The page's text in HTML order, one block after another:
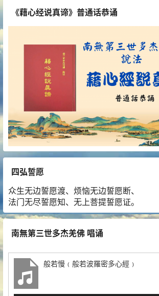
《藉心经说真谛》普通话恭诵
四弘誓愿
众生无边誓愿渡、烦恼无边誓愿断、
法门无尽誓愿知、无上菩提誓愿证。
南無第三世多杰羌佛 唱诵
般若慢﹙般若波羅密多心經﹚